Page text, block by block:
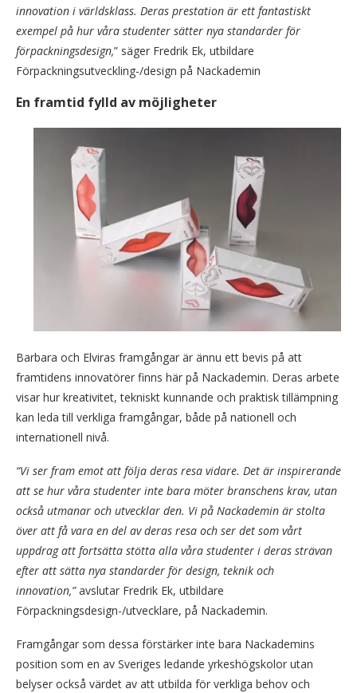
innovation i världsklass. Deras prestation är ett fantastiskt
exempel på hur våra studenter sätter nya standarder för
förpackningsdesign,” säger Fredrik Ek, utbildare
Förpackningsutveckling-/design på Nackademin
En framtid fylld av möjligheter
Barbara och Elviras framgångar är ännu ett bevis på att
framtidens innovatörer finns här på Nackademin. Deras arbete
visar hur kreativitet, tekniskt kunnande och praktisk tillämpning
kan leda till verkliga framgångar, både på nationell och
internationell nivå.
“Vi ser fram emot att följa deras resa vidare. Det är inspirerande
att se hur våra studenter inte bara möter branschens krav, utan
också utmanar och utvecklar den. Vi på Nackademin är stolta
över att få vara en del av deras resa och ser det som vårt
uppdrag att fortsätta stötta alla våra studenter i deras strävan
efter att sätta nya standarder för design, teknik och
innovation,”avslutar Fredrik Ek, utbildare
Förpackningsdesign-/utvecklare, på Nackademin.
Framgångar som dessa förstärker inte bara Nackademins
position som en av Sveriges ledande yrkeshögskolor utan
belyser också värdet av att utbilda för verkliga behov och